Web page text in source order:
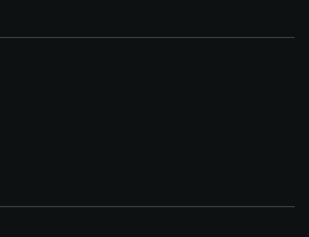
Questi cookie